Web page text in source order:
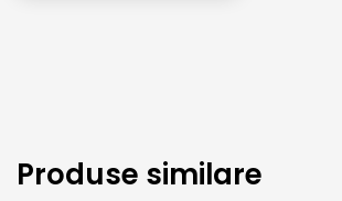
Produse similare